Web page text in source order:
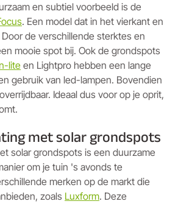
en subtiel voorbeeld is de
. Een model dat in het vierkant en
de verschillende sterktes en
mooie spot bij. Ook de grondspots
lite en Lightpro hebben een lange
gebruik van led-lampen. Bovendien
Ideaal dus voor op je oprit,
met solar grondspots
solar grondspots is een duurzame
om je tuin 's avonds te
merken op de markt die
zoals Luxform. Deze